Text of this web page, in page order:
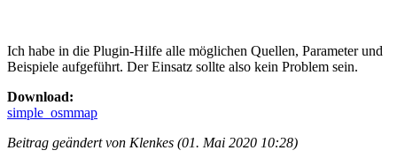
Ich habe in die Plugin-Hilfe alle möglichen Quellen, Parameter und
Beispiele aufgeführt. Der Einsatz sollte also kein Problem sein.
Download:
simple_osmmap
Beitrag geändert von Klenkes (01. Mai 2020 10:28)